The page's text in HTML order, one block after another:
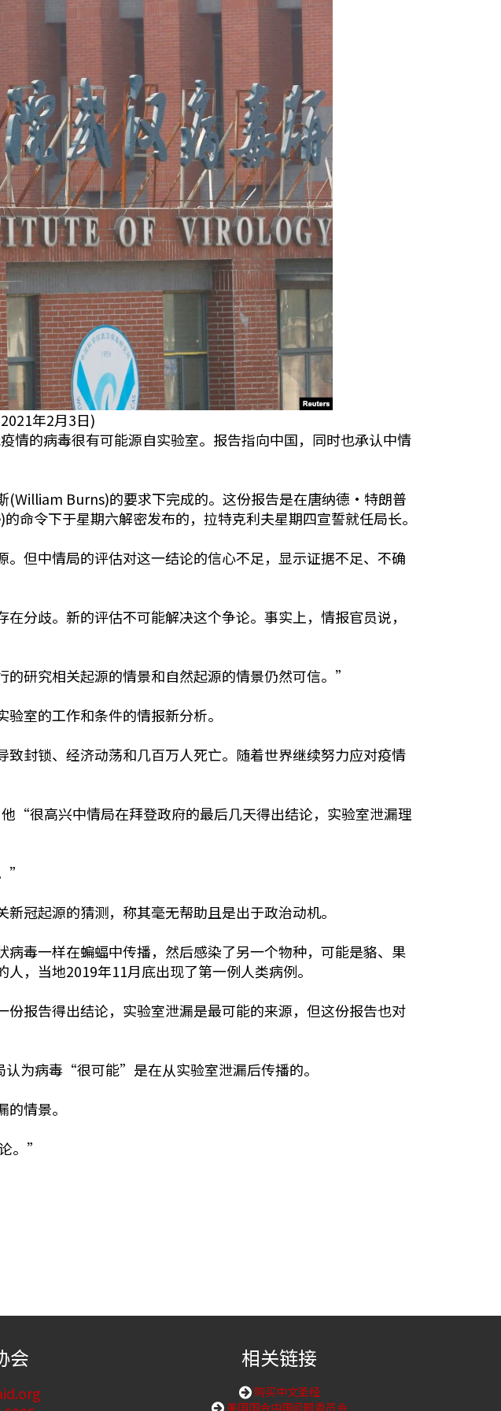
年2月3日)
情的病毒很有可能源自实验室。报告指向中国，同时也承认中情
Burns)的要求下完成的。这份报告是在唐纳德·特朗普
令下于星期六解密发布的，拉特克利夫星期四宣誓就任局长。
但中情局的评估对这一结论的信心不足，显示证据不足、不确
分歧。新的评估不可能解决这个争论。事实上，情报官员说，
研究相关起源的情景和自然起源的情景仍然可信。”
室的工作和条件的情报新分析。
封锁、经济动荡和几百万人死亡。随着世界继续努力应对疫情
很高兴中情局在拜登政府的最后几天得出结论，实验室泄漏理
”
冠起源的猜测，称其毫无帮助且是出于政治动机。
毒一样在蝙蝠中传播，然后感染了另一个物种，可能是貉、果
，当地2019年11月底出现了第一例人类病例。
报告得出结论，实验室泄漏是最可能的来源，但这份报告也对
为病毒“很可能”是在从实验室泄漏后传播的。
情景。
。”
会 相关链接
购买中文圣经
美国国会中国问题委员会